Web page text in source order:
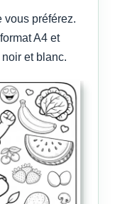
vous préférez.
A4 et
et blanc.